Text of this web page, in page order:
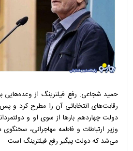
حمید شجاعی: رفع فیلترینگ از وعده‌هایی
رقابت‌های انتخاباتی آن را مطرح کرد و پس
دولت چهاردهم بارها از سوی او و
وزیر ارتباطات و فاطمه مهاجرانی،
می‌شد که دولت پیگیر رفع فیلترینگ است.